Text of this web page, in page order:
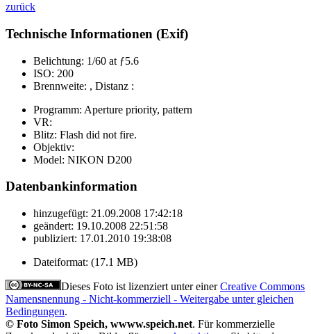
zurück
Technische Informationen (Exif)
Belichtung: 1/60 at ƒ5.6
ISO: 200
Brennweite: , Distanz :
Programm: Aperture priority, pattern
VR:
Blitz: Flash did not fire.
Objektiv:
Model: NIKON D200
Datenbankinformation
hinzugefügt: 21.09.2008 17:42:18
geändert: 19.10.2008 22:51:58
publiziert: 17.01.2010 19:38:08
Dateiformat: (17.1 MB)
Dieses Foto ist lizenziert unter einerCreative Commons
Namensnennung - Nicht-kommerziell - Weitergabe unter gleichen
Bedingungen.
© Foto Simon Speich, wwww.speich.net. Für kommerzielle